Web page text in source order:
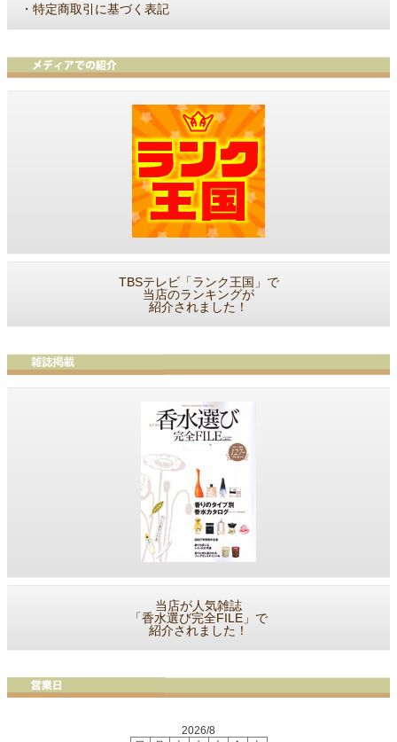
・ 特定商取引に基づく表記
TBSテレビ「ランク王国」で
当店のランキングが
紹介されました！
当店が人気雑誌
「香水選び完全FILE」で
紹介されました！
2026/8